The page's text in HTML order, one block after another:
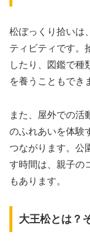
松ぼっくり拾いは
ティビティです。
したり、図鑑で種
を養うこともでき
また、屋外での活
のふれあいを体験
つながります。公
す時間は、親子の
もあります。
大王松とは？